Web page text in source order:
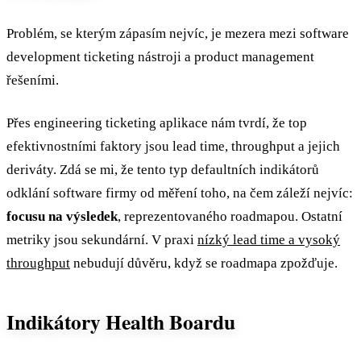
Problém, se kterým zápasím nejvíc, je mezera mezi software
development ticketing nástroji a product management
řešeními.
Přes engineering ticketing aplikace nám tvrdí, že top
efektivnostními faktory jsou lead time, throughput a jejich
deriváty. Zdá se mi, že tento typ defaultních indikátorů
odklání software firmy od měření toho, na čem záleží nejvíc:
focusu na výsledek, reprezentovaného roadmapou. Ostatní
metriky jsou sekundární. V praxi nízký lead time a vysoký
throughput nebudují důvěru, když se roadmapa zpožďuje.
Indikátory Health Boardu